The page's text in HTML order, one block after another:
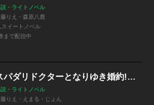
・ライトノベル
りえ・森原八鹿
スイートノベル
まで配信中
スパダリドクターとなりゆき婚約!? 甘く淫らな恋の治療【電子限定特典付き】
・ライトノベル
りえ・えまる・じょん